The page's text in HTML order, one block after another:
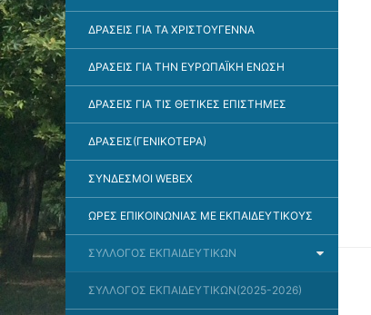
ΔΡΑΣΕΙΣ ΓΙΑ ΤΑ ΧΡΙΣΤΟΥΓΕΝΝΑ
ΔΡΑΣΕΙΣ ΓΙΑ ΤΗΝ ΕΥΡΩΠΑΪΚΗ ΈΝΩΣΗ
ΔΡΑΣΕΙΣ ΓΙΑ ΤΙΣ ΘΕΤΙΚΕΣ ΕΠΙΣΤΗΜΕΣ
ΔΡΑΣΕΙΣ(ΓΕΝΙΚΟΤΕΡΑ)
ΣΎΝΔΕΣΜΟΙ WEBEX
ΩΡΕΣ ΕΠΙΚΟΙΝΩΝΙΑΣ ΜΕ ΕΚΠΑΙΔΕΥΤΙΚΟΥΣ
ΣΥΛΛΟΓΟΣ ΕΚΠΑΙΔΕΥΤΙΚΩΝ
ΣΥΛΛΟΓΟΣ ΕΚΠΑΙΔΕΥΤΙΚΩΝ(2025-2026)